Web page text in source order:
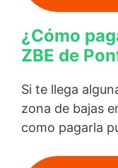
¿Cómo
ZBE de
Si te llega
zona de bajas
como pagarla